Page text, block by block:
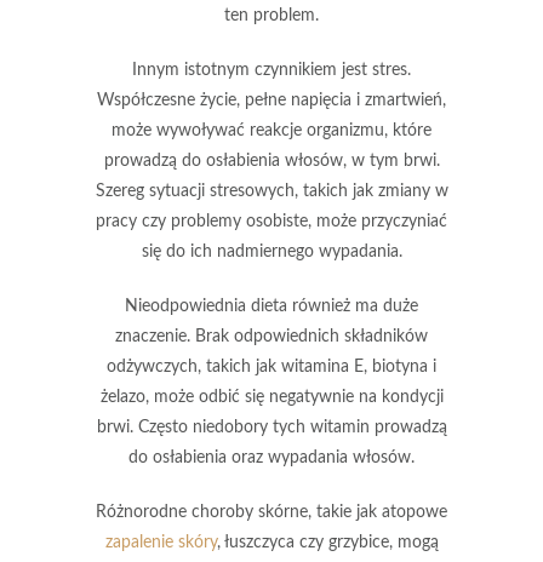
ten problem.
Innym istotnym czynnikiem jest stres.
Współczesne życie, pełne napięcia i zmartwień,
może wywoływać reakcje organizmu, które
prowadzą do osłabienia włosów, w tym brwi.
Szereg sytuacji stresowych, takich jak zmiany w
pracy czy problemy osobiste, może przyczyniać
się do ich nadmiernego wypadania.
Nieodpowiednia dieta również ma duże
znaczenie. Brak odpowiednich składników
odżywczych, takich jak witamina E, biotyna i
żelazo, może odbić się negatywnie na kondycji
brwi. Często niedobory tych witamin prowadzą
do osłabienia oraz wypadania włosów.
Różnorodne choroby skórne, takie jak atopowe
zapalenie skóry, łuszczyca czy grzybice, mogą